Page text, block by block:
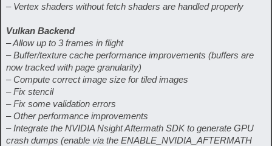
– Vertex shaders without fetch shaders are handled properly
Vulkan Backend
– Allow up to 3 frames in flight
– Buffer/texture cache performance improvements (buffers are
now tracked with page granularity)
– Compute correct image size for tiled images
– Fix stencil
– Fix some validation errors
– Other performance improvements
– Integrate the NVIDIA Nsight Aftermath SDK to generate GPU
crash dumps (enable via the ENABLE_NVIDIA_AFTERMATH